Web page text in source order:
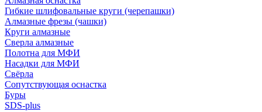
Гибкие шлифовальные круги (черепашки)
Алмазные фрезы (чашки)
Круги алмазные
Сверла алмазные
Полотна для МФИ
Насадки для МФИ
Свёрла
Сопутствующая оснастка
Буры
SDS-plus